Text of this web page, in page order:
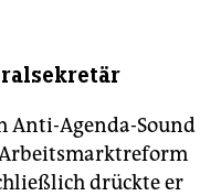
Anti-Agenda-Sound
drückte er